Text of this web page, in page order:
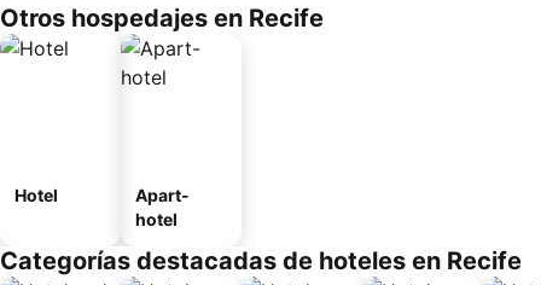
Otros hospedajes en Recife
Hotel
Apart-
hotel
Categorías destacadas de hoteles en Recife